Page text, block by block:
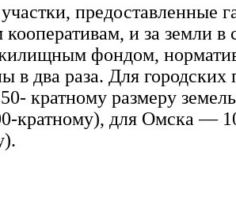
предоставленные
кооперативам, и за земли в
фондом,
в два раза. Для городских
кратному размеру
кратному), для Омска —